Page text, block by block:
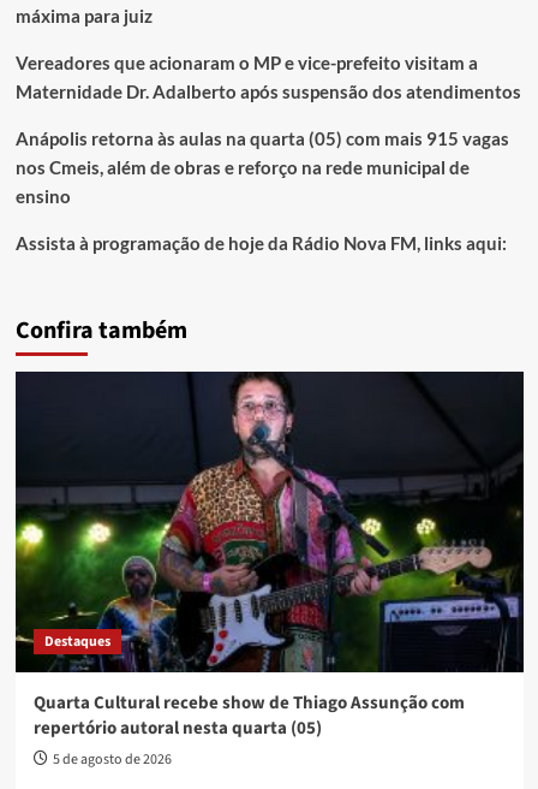
máxima para juiz
Vereadores que acionaram o MP e vice-prefeito visitam a
Maternidade Dr. Adalberto após suspensão dos atendimentos
Anápolis retorna às aulas na quarta (05) com mais 915 vagas
nos Cmeis, além de obras e reforço na rede municipal de
ensino
Assista à programação de hoje da Rádio Nova FM, links aqui:
Confira também
Destaques
Quarta Cultural recebe show de Thiago Assunção com
repertório autoral nesta quarta (05)
5 de agosto de 2026